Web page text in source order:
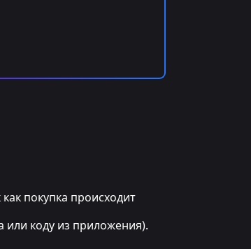
покупка происходит
или коду из приложения).